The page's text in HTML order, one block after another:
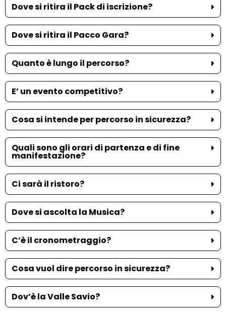
Dove si ritira il Pack di iscrizione?
Dove si ritira il Pacco Gara?
Quanto è lungo il percorso?
E’ un evento competitivo?
Cosa si intende per percorso in sicurezza?
Quali sono gli orari di partenza e di fine
manifestazione?
Ci sarà il ristoro?
Dove si ascolta la Musica?
C’è il cronometraggio?
Cosa vuol dire percorso in sicurezza?
Dov’è la Valle Savio?